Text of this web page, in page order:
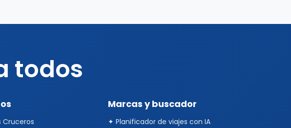
todos
Cruceros
Marcas y buscador
✦ Planificador de viajes con IA